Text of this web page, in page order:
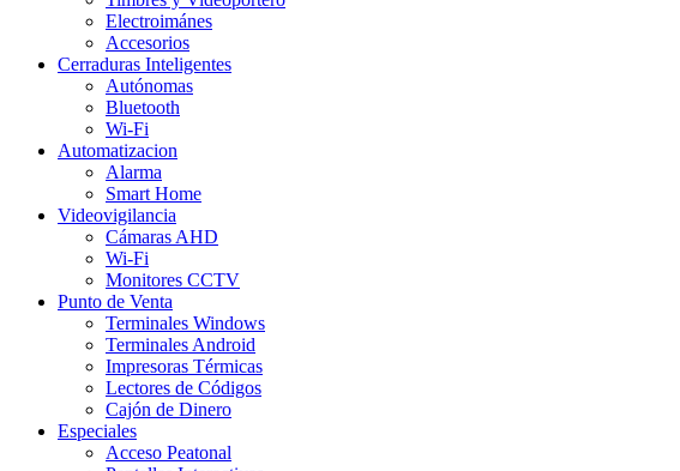
Electroimánes
Accesorios
Cerraduras Inteligentes
Autónomas
Bluetooth
Wi-Fi
Automatizacion
Alarma
Smart Home
Videovigilancia
Cámaras AHD
Wi-Fi
Monitores CCTV
Punto de Venta
Terminales Windows
Terminales Android
Impresoras Térmicas
Lectores de Códigos
Cajón de Dinero
Especiales
Acceso Peatonal